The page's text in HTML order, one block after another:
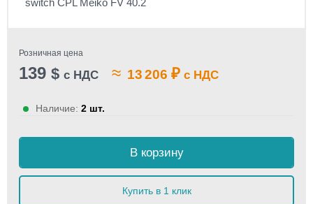
switch CPL Meiko FV 40.2
Розничная цена
139 $ с НДС ≈ 13 206 ₽ с НДС
Наличие: 2 шт.
В корзину
Купить в 1 клик